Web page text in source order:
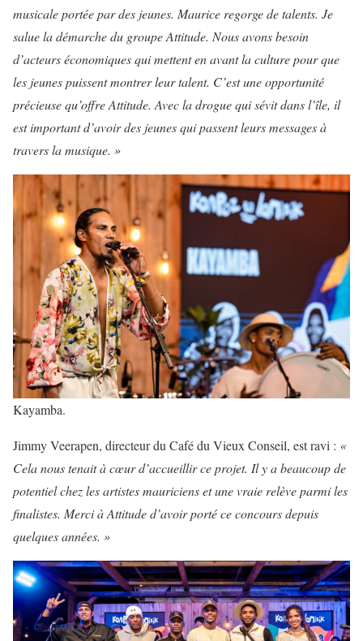
musicale portée par des jeunes. Maurice regorge de talents. Je
salue la démarche du groupe Attitude. Nous avons besoin
d’acteurs économiques qui mettent en avant la culture pour que
les jeunes puissent montrer leur talent. C’est une opportunité
précieuse qu’offre Attitude. Avec la drogue qui sévit dans l’île, il
est important d’avoir des jeunes qui passent leurs messages à
travers la musique. »
Kayamba.
Jimmy Veerapen, directeur du Café du Vieux Conseil, est ravi : «
Cela nous tenait à cœur d’accueillir ce projet. Il y a beaucoup de
potentiel chez les artistes mauriciens et une vraie relève parmi les
finalistes. Merci à Attitude d’avoir porté ce concours depuis
quelques années. »